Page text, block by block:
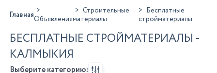
ГлавнаяОбъявления
Строительные
материалы
Бесплатные
стройматериалы
БЕСПЛАТНЫЕ СТРОЙМАТЕРИАЛЫ -
КАЛМЫКИЯ
Выберите категорию: